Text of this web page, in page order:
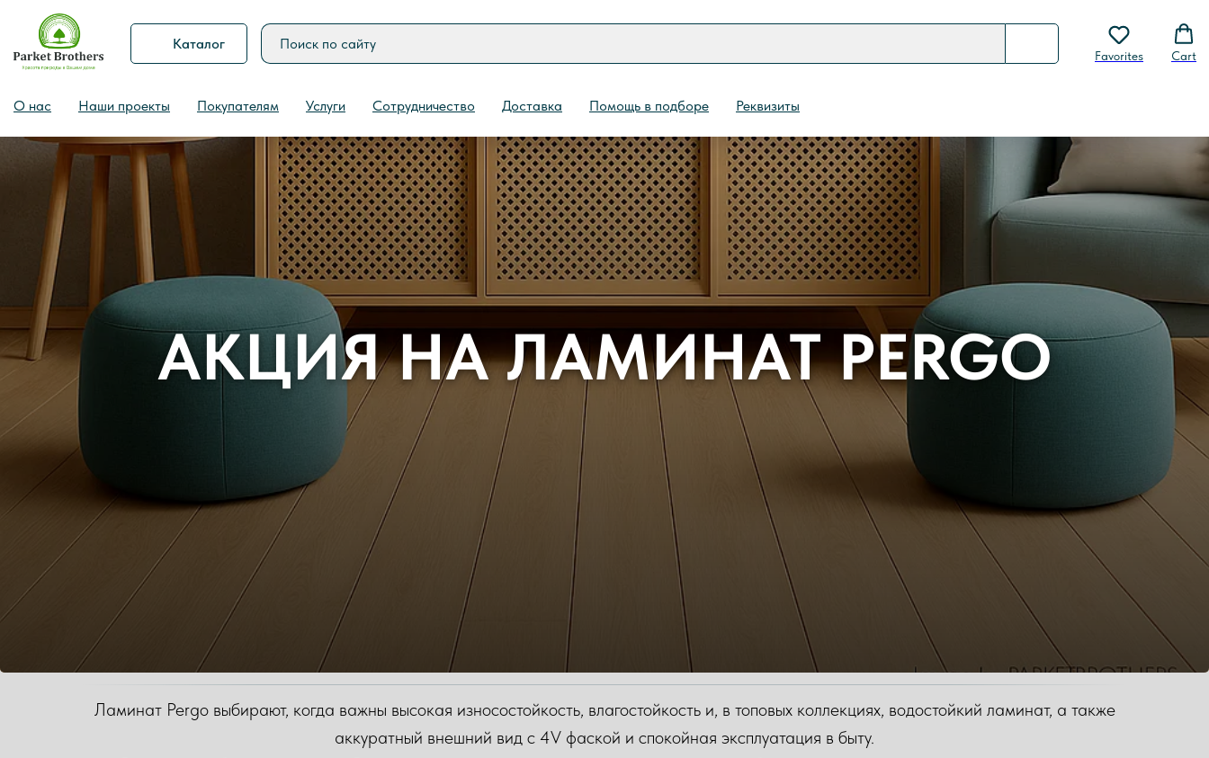
Каталог
Favorites Cart
О нас Наши проекты Покупателям Услуги Сотрудничество Доставка Помощь в подборе Реквизиты
АКЦИЯ НА ЛАМИНАТ PERGO
Ламинат Pergo выбирают, когда важны высокая износостойкость, влагостойкость и, в топовых коллекциях, водостойкий ламинат, а также
аккуратный внешний вид с 4V фаской и спокойная эксплуатация в быту.